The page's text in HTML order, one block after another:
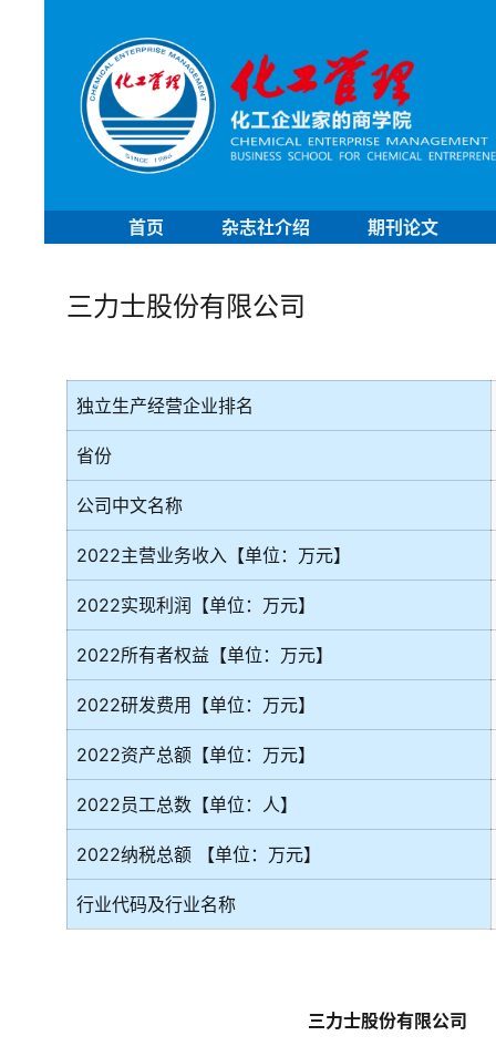
首页 杂志社介绍 期刊论文
三力士股份有限公司
独立生产经营企业排名
省份
公司中文名称
2022主营业务收入【单位：万元】
2022实现利润【单位：万元】
2022所有者权益【单位：万元】
2022研发费用【单位：万元】
2022资产总额【单位：万元】
2022员工总数【单位：人】
2022纳税总额 【单位：万元】
行业代码及行业名称
三力士股份有限公司